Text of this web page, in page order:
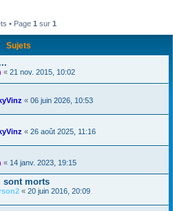
• Page 1 sur 1
Sujets
« 21 nov. 2015, 10:02
« 06 juin 2026, 10:53
« 26 août 2025, 11:16
« 14 janv. 2023, 19:15
sont morts
« 20 juin 2016, 20:09